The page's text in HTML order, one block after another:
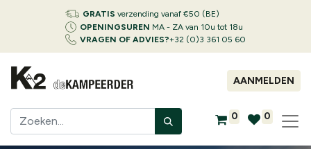
GRATIS verzending vanaf €50 (BE)
OPENINGSUREN MA - ZA van 10u tot 18u
VRAGEN OF ADVIES?+32 (0)3 361 05 60
AANMELDEN
0 0